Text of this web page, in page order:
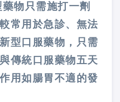
物只需施打一劑
常用於急診、無法
型口服藥物，只需
傳統口服藥物五天
用如腸胃不適的發